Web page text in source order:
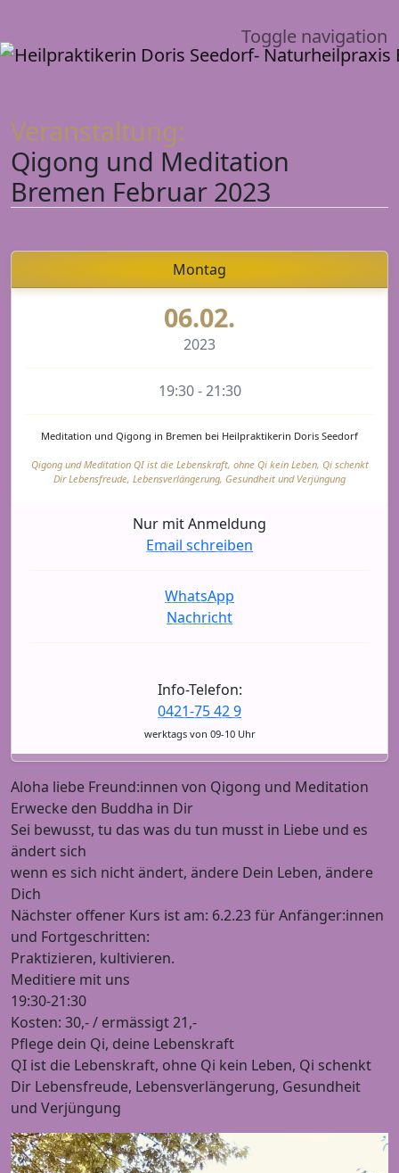
Toggle navigation
Veranstaltung:
Qigong und Meditation
Bremen Februar 2023
Montag
06.02.
2023
19:30 - 21:30
Meditation und Qigong in Bremen bei Heilpraktikerin Doris Seedorf
Qigong und Meditation QI ist die Lebenskraft, ohne Qi kein Leben, Qi schenkt
Dir Lebensfreude, Lebensverlängerung, Gesundheit und Verjüngung
Nur mit Anmeldung
Email schreiben
WhatsApp
Nachricht
Info-Telefon:
0421-75 42 9
werktags von 09-10 Uhr
Aloha liebe Freund:innen von Qigong und Meditation
Erwecke den Buddha in Dir
Sei bewusst, tu das was du tun musst in Liebe und es
ändert sich
wenn es sich nicht ändert, ändere Dein Leben, ändere
Dich
Nächster offener Kurs ist am: 6.2.23 für Anfänger:innen
und Fortgeschritten:
Praktizieren, kultivieren.
Meditiere mit uns
19:30-21:30
Kosten: 30,- / ermässigt 21,-
Pflege dein Qi, deine Lebenskraft
QI ist die Lebenskraft, ohne Qi kein Leben, Qi schenkt
Dir Lebensfreude, Lebensverlängerung, Gesundheit
und Verjüngung